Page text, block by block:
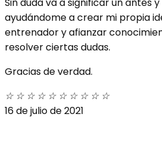
ayudándome a crear mi propia
entrenador y afianzar
resolver ciertas dudas.
Gracias de verdad.
☆ ☆ ☆ ☆ ☆ ☆ ☆ ☆ ☆ ☆
16 de julio de 2021